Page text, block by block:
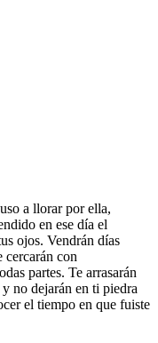
a llorar por ella,
en ese día el
ojos. Vendrán días
cercarán con
partes. Te arrasarán
no dejarán en ti piedra
el tiempo en que fuiste